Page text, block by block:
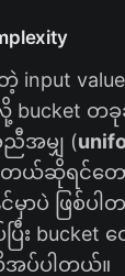
value
တခုချ
အမျှ (
တယ်ဆိုရင်တေ
ာပဲ ဖြစ်ပါ
ြီး
အပ်ပါတယ်။